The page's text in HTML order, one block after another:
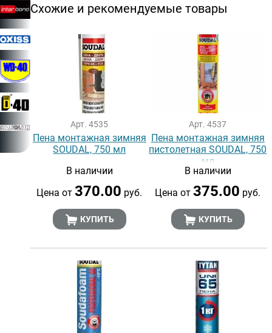
Схожие и рекомендуемые товары
Арт. 4535
Пена монтажная зимняя
SOUDAL, 750 мл
В наличии
Цена от370.00 руб.
КУПИТЬ
Арт. 4537
Пена монтажная зимняя
пистолетная SOUDAL, 750
мл
В наличии
Цена от375.00 руб.
КУПИТЬ